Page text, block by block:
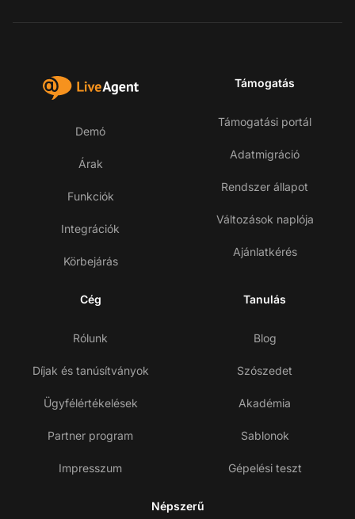
Demó
Árak
Funkciók
Integrációk
Körbejárás
Támogatás
Támogatási portál
Adatmigráció
Rendszer állapot
Változások naplója
Ajánlatkérés
Cég
Rólunk
Díjak és tanúsítványok
Ügyfélértékelések
Partner program
Impresszum
Tanulás
Blog
Szószedet
Akadémia
Sablonok
Gépelési teszt
Népszerű